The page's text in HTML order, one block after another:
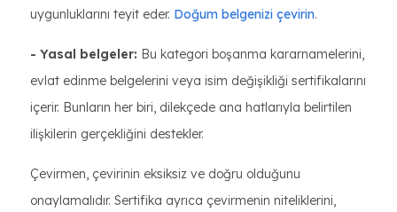
uygunluklarını teyit eder. Doğum belgenizi çevirin.
- Yasal belgeler: Bu kategori boşanma kararnamelerini,
evlat edinme belgelerini veya isim değişikliği sertifikalarını
içerir. Bunların her biri, dilekçede ana hatlarıyla belirtilen
ilişkilerin gerçekliğini destekler.
Çevirmen, çevirinin eksiksiz ve doğru olduğunu
onaylamalıdır. Sertifika ayrıca çevirmenin niteliklerini,